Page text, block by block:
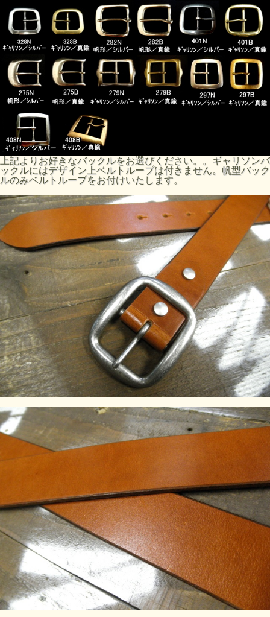
上記よりお好きなバックルをお選びください。。ギャリソンバ
ックルにはデザイン上ベルトループは付きません。帆型バック
ルのみベルトループをお付けいたします。